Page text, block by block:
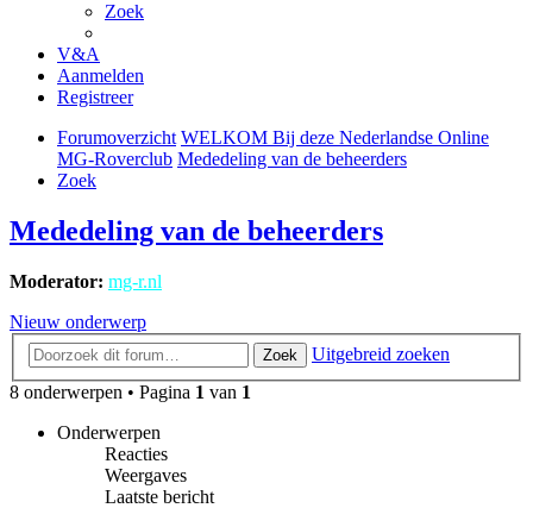
Zoek
V&A
Aanmelden
Registreer
Forumoverzicht WELKOM Bij deze Nederlandse Online
MG-Roverclub Mededeling van de beheerders
Zoek
Mededeling van de beheerders
Moderator: mg-r.nl
Nieuw onderwerp
Zoek
Uitgebreid zoeken
8 onderwerpen • Pagina 1 van 1
Onderwerpen
Reacties
Weergaves
Laatste bericht